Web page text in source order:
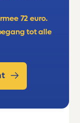
72 euro.
tot alle